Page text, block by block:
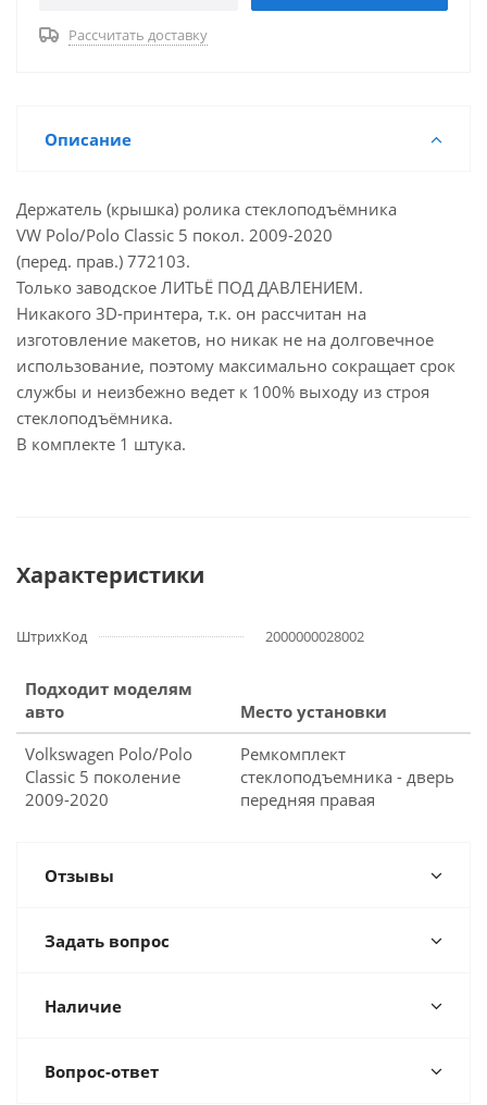
Рассчитать доставку
Описание
Держатель (крышка) ролика стеклоподъёмника
VW Polo/Polo Classic 5 покол. 2009-2020
(перед. прав.) 772103.
Только заводское ЛИТЬЁ ПОД ДАВЛЕНИЕМ.
Никакого 3D-принтера, т.к. он рассчитан на
изготовление макетов, но никак не на долговечное
использование, поэтому максимально сокращает срок
службы и неизбежно ведет к 100% выходу из строя
стеклоподъёмника.
В комплекте 1 штука.
Характеристики
ШтрихКод 2000000028002
Подходит моделям
авто
Место установки
Volkswagen Polo/Polo
Classic 5 поколение
2009-2020
Ремкомплект
стеклоподъемника - дверь
передняя правая
Отзывы
Задать вопрос
Наличие
Вопрос-ответ